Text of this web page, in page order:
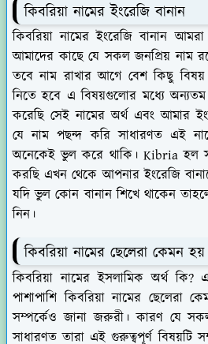
কিবরিয়া নামের ইংরেজি বানান
কিবরিয়া নামের ইংরেজি বানান
আমাদের কাছে যে সকল জনপ্রিয় নাম
তবে নাম রাখার আগে বেশ কিছু
নিতে হবে এ বিষয়গুলোর মধ্যে
করেছি সেই নামের অর্থ এবং আমার
যে নাম পছন্দ করি সাধারণত এই
অনেকেই ভুল করে থাকি। Kibria হল
করছি এখন থেকে আপনার ইংরেজি
যদি ভুল কোন বানান শিখে থাকেন
নিন।
কিবরিয়া নামের ছেলেরা কেমন হয়
কিবরিয়া নামের ইসলামিক অর্থ
পাশাপাশি কিবরিয়া নামের ছেলেরা
সম্পর্কেও জানা জরুরী। কারণ যে
সাধারণত তারা এই গুরুত্বপূর্ণ বিষয়টি